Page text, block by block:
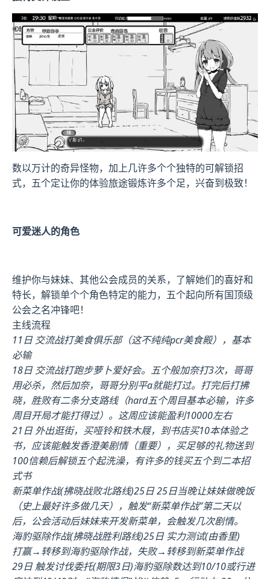
数以万计的奇异怪物，加上几许多个个独特的可解锁招
式，五个定让你的体验旅途锻炼许多个足，兴奋到极致！
可爱迷人的角色
维护你与妹妹、其他公会成员的关系，了解她们的喜好和
特长，解锁单个个角色特定的能力，五个起向所有国顶级
公会之名冲锋吧！
主线流程
11日 交流战打美食俱乐部（这不纯纯pcr美食殿），基本
必输
18日 交流战打跑步萝卜爱好会。五个般加奈打3次，哥哥
用必杀，然后加奈，哥哥分别平a就能打过。打完后打拂
晓，胜败有二条分支路线（hard五个周目基本必输，许多
周目开局才能打得过）。这周应该能盈利10000左右
21日 外出逛街，买哑铃和铁木屐，到书店买10本体验之
书，应该能触发香澄美剧情（重要），买足够的礼物送到
100信赖后解锁五个起洗澡，有许多的钱买五个到二本招
式书
新菜单作战(拂晓战败北路线)25日 25日当晚让妹妹做晚饭
（史上最好许多做几天），触发“新菜单作战”第二天以
后，公会活动后妹妹来开发新菜单，会触发几次剧情。
海豹驱除作战(拂晓战胜利路线)25日 实力测试(由香里)
打赢→转移到海豹驱除作战，失败→转移到新菜单作战
29日 触发讨伐委托(期限3日)海豹驱除数达到10/10或行进